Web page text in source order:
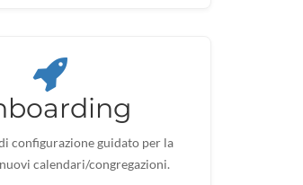
configurazione guidato per la
calendari/congregazioni.